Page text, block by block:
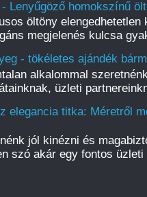
Lenyűgöző homokszínű
öltöny elengedhetetlen
megjelenés kulcsa
- tökéletes ajándék
alkalommal
üzleti
elegancia titka: Méretről
jól kinézni és
szó akár egy fontos